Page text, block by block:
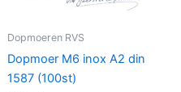
Dopmoeren RVS
Dopmoer M6 inox A2 din
1587 (100st)